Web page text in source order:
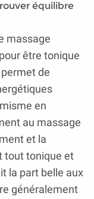
équilibre
massage
être tonique
permet de
en
au massage
et la
tout tonique et
la part belle aux
généralement